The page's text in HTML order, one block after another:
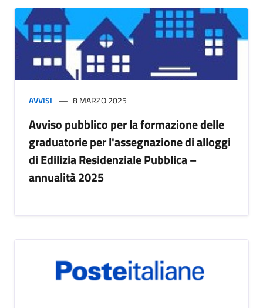
AVVISI 8 MARZO 2025
Avviso pubblico per la formazione delle
graduatorie per l'assegnazione di alloggi
di Edilizia Residenziale Pubblica –
annualità 2025